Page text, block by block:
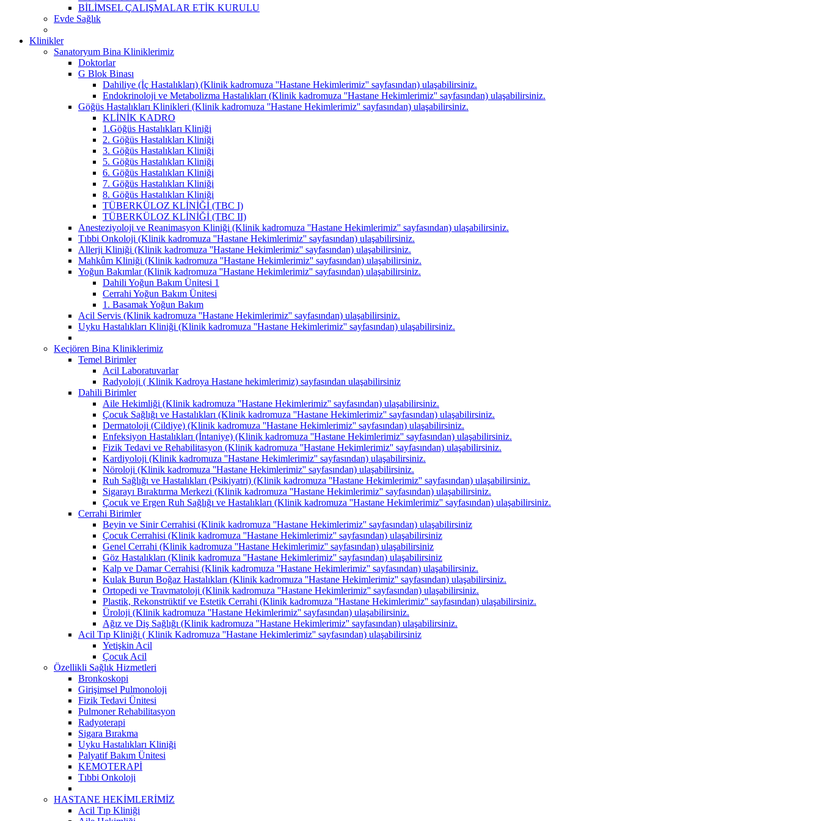
BİLİMSEL ÇALIŞMALAR ETİK KURULU
Evde Sağlık
Klinikler
Sanatoryum Bina Kliniklerimiz
Doktorlar
G Blok Binası
Dahiliye (İç Hastalıkları) (Klinik kadromuza ''Hastane Hekimlerimiz'' sayfasından) ulaşabilirsiniz.
Endokrinoloji ve Metabolizma Hastalıkları (Klinik kadromuza ''Hastane Hekimlerimiz'' sayfasından) ulaşabilirsiniz.
Göğüs Hastalıkları Klinikleri (Klinik kadromuza ''Hastane Hekimlerimiz'' sayfasından) ulaşabilirsiniz.
KLİNİK KADRO
1.Göğüs Hastalıkları Kliniği
2. Göğüs Hastalıkları Kliniği
3. Göğüs Hastalıkları Kliniği
5. Göğüs Hastalıkları Kliniği
6. Göğüs Hastalıkları Kliniği
7. Göğüs Hastalıkları Kliniği
8. Göğüs Hastalıkları Kliniği
TÜBERKÜLOZ KLİNİĞİ (TBC I)
TÜBERKÜLOZ KLİNİĞİ (TBC II)
Anesteziyoloji ve Reanimasyon Kliniği (Klinik kadromuza ''Hastane Hekimlerimiz'' sayfasından) ulaşabilirsiniz.
Tıbbi Onkoloji (Klinik kadromuza ''Hastane Hekimlerimiz'' sayfasından) ulaşabilirsiniz.
Allerji Kliniği (Klinik kadromuza ''Hastane Hekimlerimiz'' sayfasından) ulaşabilirsiniz.
Mahkûm Kliniği (Klinik kadromuza ''Hastane Hekimlerimiz'' sayfasından) ulaşabilirsiniz.
Yoğun Bakımlar (Klinik kadromuza ''Hastane Hekimlerimiz'' sayfasından) ulaşabilirsiniz.
Dahili Yoğun Bakım Ünitesi 1
Cerrahi Yoğun Bakım Ünitesi
1. Basamak Yoğun Bakım
Acil Servis (Klinik kadromuza ''Hastane Hekimlerimiz'' sayfasından) ulaşabilirsiniz.
Uyku Hastalıkları Kliniği (Klinik kadromuza ''Hastane Hekimlerimiz'' sayfasından) ulaşabilirsiniz.
Keçiören Bina Kliniklerimiz
Temel Birimler
Acil Laboratuvarlar
Radyoloji ( Klinik Kadroya Hastane hekimlerimiz) sayfasından ulaşabilirsiniz
Dahili Birimler
Aile Hekimliği (Klinik kadromuza ''Hastane Hekimlerimiz'' sayfasından) ulaşabilirsiniz.
Çocuk Sağlığı ve Hastalıkları (Klinik kadromuza ''Hastane Hekimlerimiz'' sayfasından) ulaşabilirsiniz.
Dermatoloji (Cildiye) (Klinik kadromuza ''Hastane Hekimlerimiz'' sayfasından) ulaşabilirsiniz.
Enfeksiyon Hastalıkları (İntaniye) (Klinik kadromuza ''Hastane Hekimlerimiz'' sayfasından) ulaşabilirsiniz.
Fizik Tedavi ve Rehabilitasyon (Klinik kadromuza ''Hastane Hekimlerimiz'' sayfasından) ulaşabilirsiniz.
Kardiyoloji (Klinik kadromuza ''Hastane Hekimlerimiz'' sayfasından) ulaşabilirsiniz.
Nöroloji (Klinik kadromuza ''Hastane Hekimlerimiz'' sayfasından) ulaşabilirsiniz.
Ruh Sağlığı ve Hastalıkları (Psikiyatri) (Klinik kadromuza ''Hastane Hekimlerimiz'' sayfasından) ulaşabilirsiniz.
Sigarayı Bıraktırma Merkezi (Klinik kadromuza ''Hastane Hekimlerimiz'' sayfasından) ulaşabilirsiniz.
Çocuk ve Ergen Ruh Sağlığı ve Hastalıkları (Klinik kadromuza ''Hastane Hekimlerimiz'' sayfasından) ulaşabilirsiniz.
Cerrahi Birimler
Beyin ve Sinir Cerrahisi (Klinik kadromuza ''Hastane Hekimlerimiz'' sayfasından) ulaşabilirsiniz
Çocuk Cerrahisi (Klinik kadromuza ''Hastane Hekimlerimiz'' sayfasından) ulaşabilirsiniz
Genel Cerrahi (Klinik kadromuza ''Hastane Hekimlerimiz'' sayfasından) ulaşabilirsiniz
Göz Hastalıkları (Klinik kadromuza ''Hastane Hekimlerimiz'' sayfasından) ulaşabilirsiniz
Kalp ve Damar Cerrahisi (Klinik kadromuza ''Hastane Hekimlerimiz'' sayfasından) ulaşabilirsiniz.
Kulak Burun Boğaz Hastalıkları (Klinik kadromuza ''Hastane Hekimlerimiz'' sayfasından) ulaşabilirsiniz.
Ortopedi ve Travmatoloji (Klinik kadromuza ''Hastane Hekimlerimiz'' sayfasından) ulaşabilirsiniz.
Plastik, Rekonstrüktif ve Estetik Cerrahi (Klinik kadromuza ''Hastane Hekimlerimiz'' sayfasından) ulaşabilirsiniz.
Üroloji (Klinik kadromuza ''Hastane Hekimlerimiz'' sayfasından) ulaşabilirsiniz.
Ağız ve Diş Sağlığı (Klinik kadromuza ''Hastane Hekimlerimiz'' sayfasından) ulaşabilirsiniz.
Acil Tıp Kliniği ( Klinik Kadromuza ''Hastane Hekimlerimiz'' sayfasından) ulaşabilirsiniz
Yetişkin Acil
Çocuk Acil
Özellikli Sağlık Hizmetleri
Bronkoskopi
Girişimsel Pulmonoloji
Fizik Tedavi Ünitesi
Pulmoner Rehabilitasyon
Radyoterapi
Sigara Bırakma
Uyku Hastalıkları Kliniği
Palyatif Bakım Ünitesi
KEMOTERAPİ
Tıbbi Onkoloji
HASTANE HEKİMLERİMİZ
Acil Tıp Kliniği